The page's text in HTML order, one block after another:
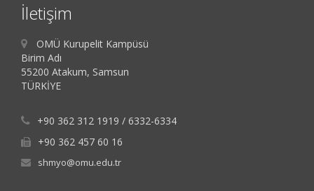
İletişim
OMÜ Kurupelit Kampüsü
Birim Adı
55200 Atakum, Samsun
TÜRKİYE
+90 362 312 1919 / 6332-6334
+90 362 457 60 16
shmyo@omu.edu.tr